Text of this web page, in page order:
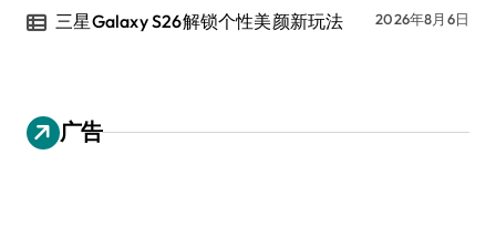
三星Galaxy S26解锁个性美颜新玩法 2026年8月6日
广告